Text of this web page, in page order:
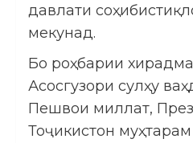
давлати
мекунад.
Бо роҳбарии
Асосгузори сулҳу
Пешвои миллат,
Тоҷикистон